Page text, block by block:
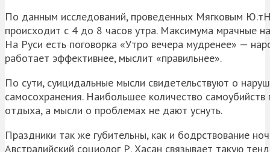
По данным исследований, проведенных Мягковым
происходит с 4 до 8 часов утра. Максимума мрачные
На Руси есть поговорка «Утро вечера мудренее» —
работает эффективнее, мыслит «правильнее».
По сути, суицидальные мысли свидетельствуют о
самосохранения. Наибольшее количество
отдыха, а мысли о проблемах не дают уснуть.
Праздники так же губительны, как и бодрствование
Австралийский социолог Р. Хасан связывает такую